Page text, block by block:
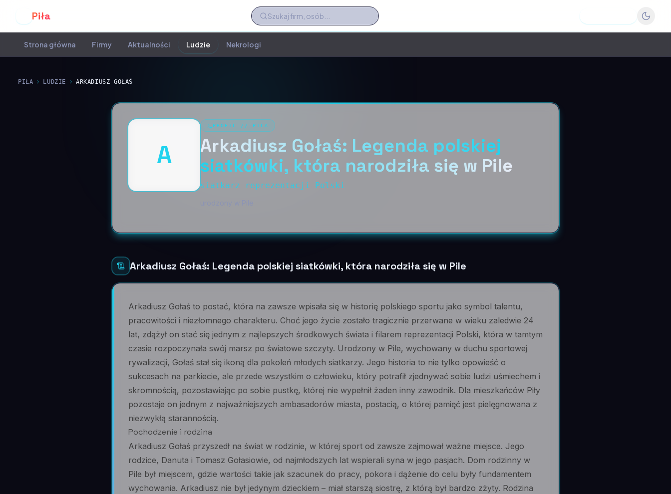
Piła
Strona główna Firmy Aktualności Ludzie Nekrologi
PIŁA LUDZIE ARKADIUSZ GOŁAŚ
A
PROFIL // PIŁA
Arkadiusz Gołaś: Legenda polskiej
siatkówki, która narodziła się w Pile
siatkarz reprezentacji Polski
Arkadiusz Gołaś: Legenda polskiej siatkówki, która narodziła się w Pile
Arkadiusz Gołaś to postać, która na zawsze wpisała się w historię polskiego sportu jako symbol talentu,
pracowitości i niezłomnego charakteru. Choć jego życie zostało tragicznie przerwane w wieku zaledwie 24
lat, zdążył on stać się jednym z najlepszych środkowych świata i filarem reprezentacji Polski, która w tamtym
czasie rozpoczynała swój marsz po światowe szczyty. Urodzony w Pile, wychowany w duchu sportowej
rywalizacji, Gołaś stał się ikoną dla pokoleń młodych siatkarzy. Jego historia to nie tylko opowieść o
sukcesach na parkiecie, ale przede wszystkim o człowieku, który potrafił zjednywać sobie ludzi uśmiechem i
skromnością, pozostawiając po sobie pustkę, której nie wypełnił żaden inny zawodnik. Dla mieszkańców Piły
pozostaje on jednym z najważniejszych ambasadorów miasta, postacią, o której pamięć jest pielęgnowana z
niezwykłą starannością.
Pochodzenie i rodzina
Arkadiusz Gołaś przyszedł na świat w rodzinie, w której sport od zawsze zajmował ważne miejsce. Jego
rodzice, Danuta i Tomasz Gołasiowie, od najmłodszych lat wspierali syna w jego pasjach. Dom rodzinny w
Pile był miejscem, gdzie wartości takie jak szacunek do pracy, pokora i dążenie do celu były fundamentem
wychowania. Arkadiusz nie był jedynym dzieckiem – miał starszą siostrę, z którą był bardzo zżyty. Rodzina